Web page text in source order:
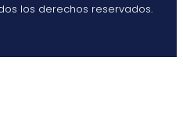
los derechos reservados.